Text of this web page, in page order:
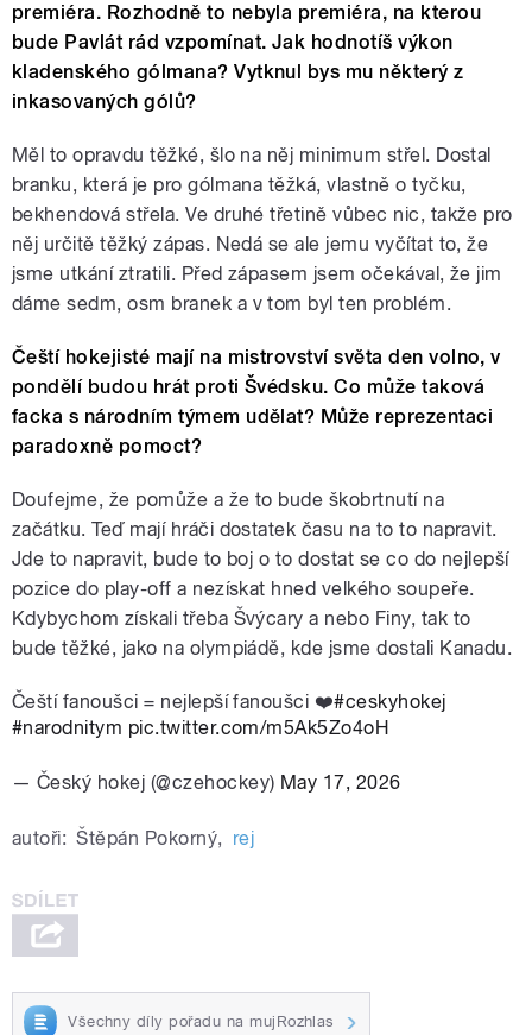
premiéra. Rozhodně to nebyla premiéra, na kterou
bude Pavlát rád vzpomínat. Jak hodnotíš výkon
kladenského gólmana? Vytknul bys mu některý z
inkasovaných gólů?
Měl to opravdu těžké, šlo na něj minimum střel. Dostal
branku, která je pro gólmana těžká, vlastně o tyčku,
bekhendová střela. Ve druhé třetině vůbec nic, takže pro
něj určitě těžký zápas. Nedá se ale jemu vyčítat to, že
jsme utkání ztratili. Před zápasem jsem očekával, že jim
dáme sedm, osm branek a v tom byl ten problém.
Čeští hokejisté mají na mistrovství světa den volno, v
pondělí budou hrát proti Švédsku. Co může taková
facka s národním týmem udělat? Může reprezentaci
paradoxně pomoct?
Doufejme, že pomůže a že to bude škobrtnutí na
začátku. Teď mají hráči dostatek času na to to napravit.
Jde to napravit, bude to boj o to dostat se co do nejlepší
pozice do play-off a nezískat hned velkého soupeře.
Kdybychom získali třeba Švýcary a nebo Finy, tak to
bude těžké, jako na olympiádě, kde jsme dostali Kanadu.
Čeští fanoušci = nejlepší fanoušci ❤️#ceskyhokej
#narodnitym pic.twitter.com/m5Ak5Zo4oH
— Český hokej (@czehockey) May 17, 2026
autoři: Štěpán Pokorný, rej
Všechny díly pořadu na mujRozhlas